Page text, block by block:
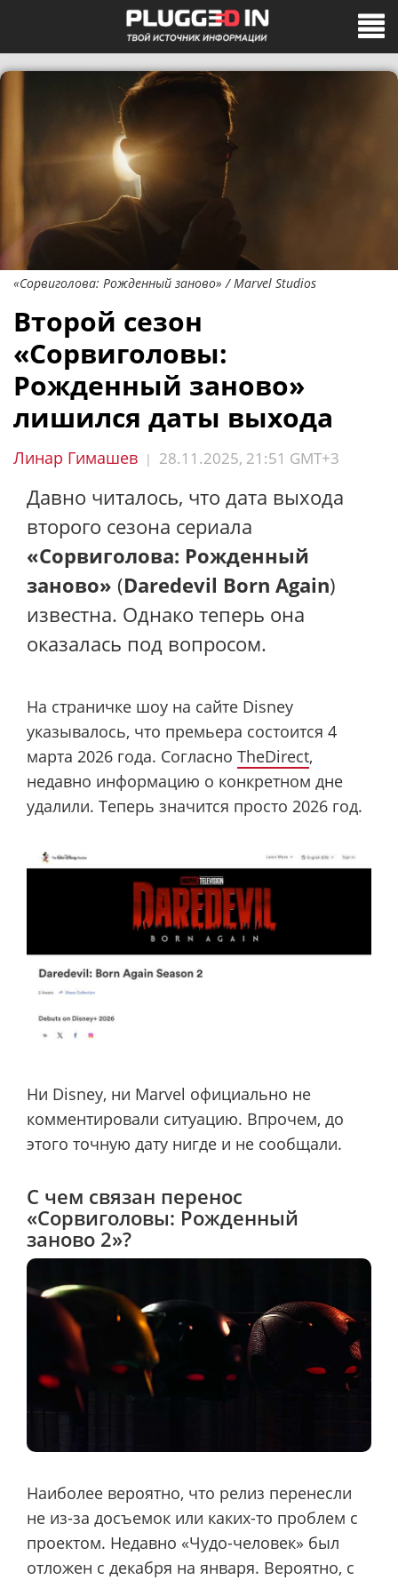
«Сорвиголова: Рожденный заново» / Marvel Studios
Второй сезон
«Сорвиголовы:
Рожденный заново»
лишился даты выхода
Линар Гимашев | 28.11.2025, 21:51 GMT+3
Давно читалось, что дата выхода
второго сезона сериала
«Сорвиголова: Рожденный
заново» (Daredevil Born Again)
известна. Однако теперь она
оказалась под вопросом.
На страничке шоу на сайте Disney
указывалось, что премьера состоится 4
марта 2026 года. Согласно TheDirect,
недавно информацию о конкретном дне
удалили. Теперь значится просто 2026 год.
Ни Disney, ни Marvel официально не
комментировали ситуацию. Впрочем, до
этого точную дату нигде и не сообщали.
С чем связан перенос
«Сорвиголовы: Рожденный
заново 2»?
Наиболее вероятно, что релиз перенесли
не из-за досъемок или каких-то проблем с
проектом. Недавно «Чудо-человек» был
отложен с декабря на января. Вероятно, с